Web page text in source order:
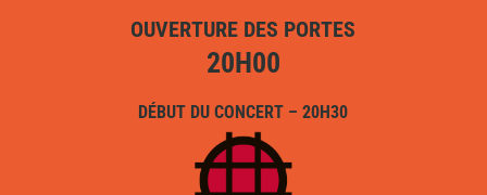
OUVERTURE DES PORTES
20H00
DÉBUT DU CONCERT – 20H30